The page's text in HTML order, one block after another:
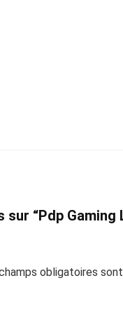
“Pdp Gaming
obligatoires